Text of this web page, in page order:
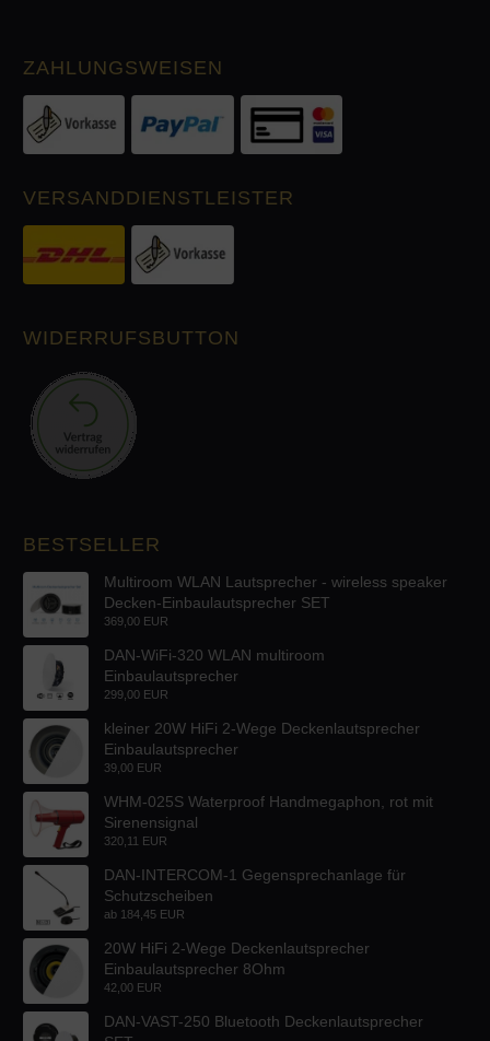
ZAHLUNGSWEISEN
VERSANDDIENSTLEISTER
WIDERRUFSBUTTON
BESTSELLER
Multiroom WLAN Lautsprecher - wireless speaker
Decken-Einbaulautsprecher SET
369,00 EUR
DAN-WiFi-320 WLAN multiroom
Einbaulautsprecher
299,00 EUR
kleiner 20W HiFi 2-Wege Deckenlautsprecher
Einbaulautsprecher
39,00 EUR
WHM-025S Waterproof Handmegaphon, rot mit
Sirenensignal
320,11 EUR
DAN-INTERCOM-1 Gegensprechanlage für
Schutzscheiben
ab 184,45 EUR
20W HiFi 2-Wege Deckenlautsprecher
Einbaulautsprecher 8Ohm
42,00 EUR
DAN-VAST-250 Bluetooth Deckenlautsprecher